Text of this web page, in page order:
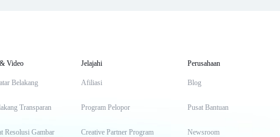
Video
Belakang
Transparan
Resolusi Gambar
Jelajahi
Afiliasi
Program Pelopor
Creative Partner Program
Perusahaan
Blog
Pusat Bantuan
Newsroom